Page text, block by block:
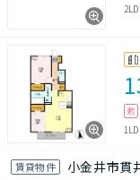
敷
賃貸物件 小金井市貫